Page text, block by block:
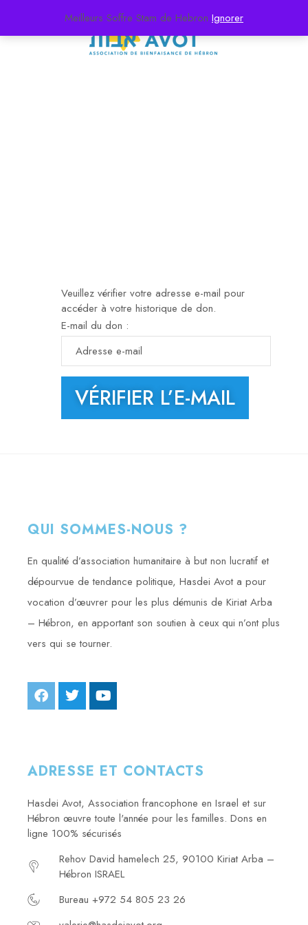
Meilleurs Soffre Stam de Hebron Ignorer
Veuillez vérifier votre adresse e-mail pour
accéder à votre historique de don.
E-mail du don :
QUI SOMMES-NOUS ?
En qualité d’association humanitaire à but non lucratif et
dépourvue de tendance politique, Hasdei Avot a pour
vocation d’œuvrer pour les plus démunis de Kiriat Arba
– Hébron, en apportant son soutien à ceux qui n’ont plus
vers qui se tourner.
ADRESSE ET CONTACTS
Hasdei Avot, Association francophone en Israel et sur
Hébron œuvre toute l'année pour les familles. Dons en
ligne 100% sécurisés
Rehov David hamelech 25, 90100 Kiriat Arba –
Hébron ISRAEL
Bureau +972 54 805 23 26